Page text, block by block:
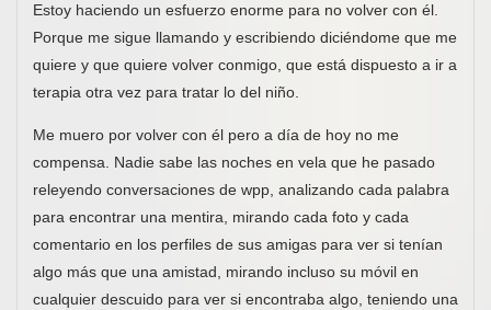
Estoy haciendo un esfuerzo enorme para no volver con él.
Porque me sigue llamando y escribiendo diciéndome que me
quiere y que quiere volver conmigo, que está dispuesto a ir a
terapia otra vez para tratar lo del niño.
Me muero por volver con él pero a día de hoy no me
compensa. Nadie sabe las noches en vela que he pasado
releyendo conversaciones de wpp, analizando cada palabra
para encontrar una mentira, mirando cada foto y cada
comentario en los perfiles de sus amigas para ver si tenían
algo más que una amistad, mirando incluso su móvil en
cualquier descuido para ver si encontraba algo, teniendo una